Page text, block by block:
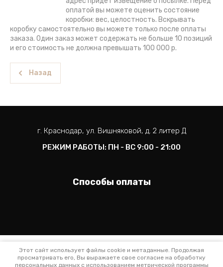
оплатой вы можете оценить состояние
коробки: вес, целостность. Вскрывать
коробку самостоятельно вы можете только после оплаты
заказа. Один заказ может содержать не больше 10 позиций
и его стоимость не должна превышать 100 000 р.
Назад
г. Краснодар, ул. Вишняковой, д. 2 литер Д
РЕЖИМ РАБОТЫ: ПН - ВС 9:00 - 21:00
Способы оплаты
Политика конфиденциальности
Этот сайт использует файлы cookie и метаданные. Продолжая
просматривать его, Вы выражаете свое согласие на обработку
персональных данных с использованием метрической программы